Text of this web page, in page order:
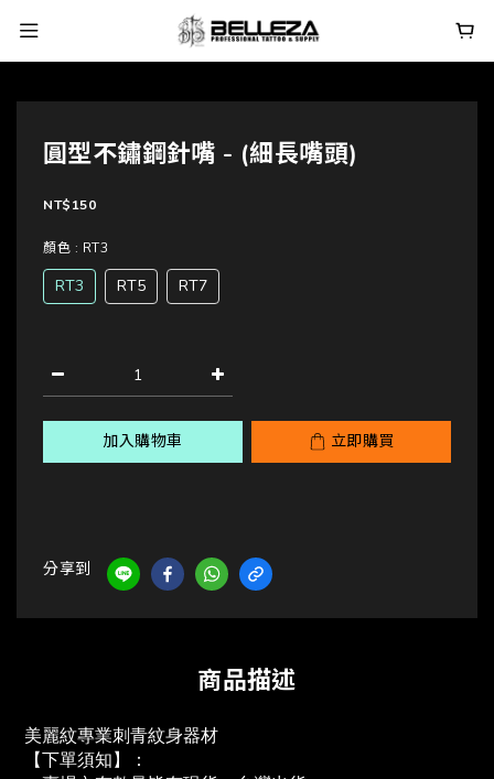
圓型不鏽鋼針嘴 - (細長嘴頭)
NT$150
顏色 : RT3
RT3 RT5 RT7
加入購物車 立即購買
分享到
商品描述
美麗紋專業刺青紋身器材
【下單須知】：